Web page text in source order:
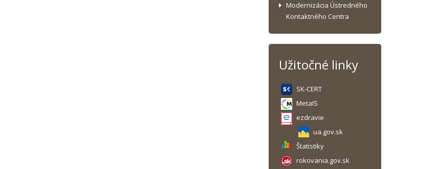
Modernizácia Ústredného
Kontaktného Centra
Užitočné linky
SK-CERT
MetaIS
ezdravie
ua.gov.sk
Štatistiky
rokovania.gov.sk